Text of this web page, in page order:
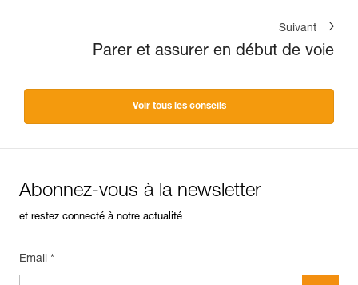
Suivant
Parer et assurer en début de voie
Voir tous les conseils
Abonnez-vous à la newsletter
et restez connecté à notre actualité
Email *